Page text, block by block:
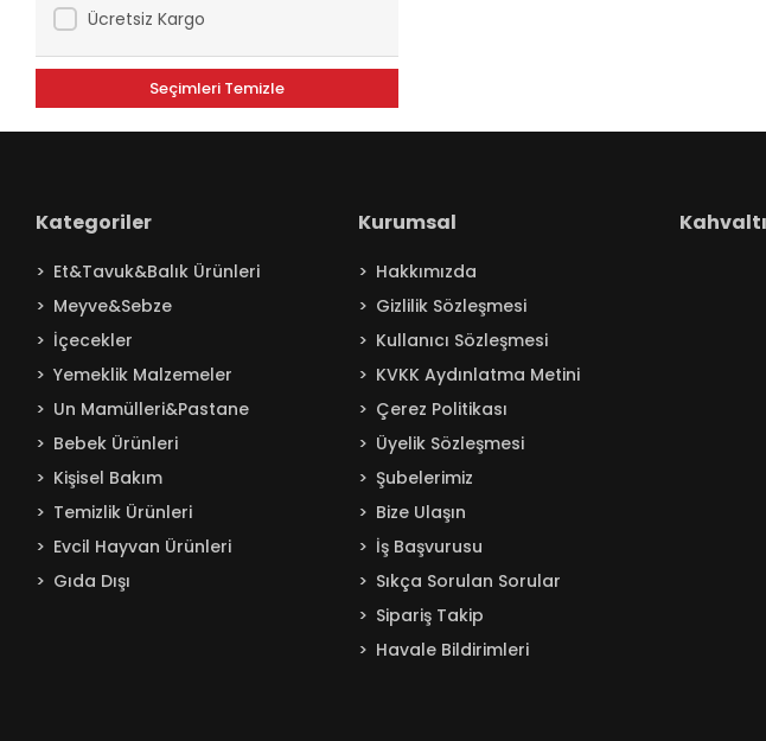
Asperox
ASSE
ATILGAN
Avşar
Baby Turco
Badem
Bağdat
Bebelac
Beta
Beyaz
BEYPAZARI
Billur
Ücretsiz Kargo
Seçimleri Temizle
Kategoriler
Et&Tavuk&Balık Ürünleri
Meyve&Sebze
İçecekler
Yemeklik Malzemeler
Un Mamülleri&Pastane
Bebek Ürünleri
Kişisel Bakım
Temizlik Ürünleri
Evcil Hayvan Ürünleri
Gıda Dışı
Kurumsal
Hakkımızda
Gizlilik Sözleşmesi
Kullanıcı Sözleşmesi
KVKK Aydınlatma Metini
Çerez Politikası
Üyelik Sözleşmesi
Şubelerimiz
Bize Ulaşın
İş Başvurusu
Sıkça Sorulan Sorular
Sipariş Takip
Havale Bildirimleri